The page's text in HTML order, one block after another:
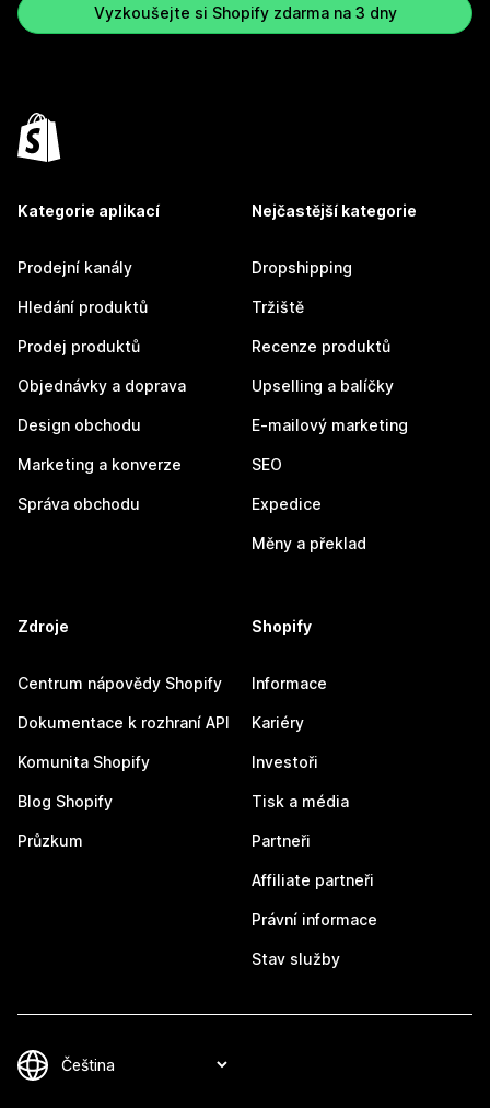
Vyzkoušejte si Shopify zdarma na 3 dny
Kategorie aplikací
Prodejní kanály
Hledání produktů
Prodej produktů
Objednávky a doprava
Design obchodu
Marketing a konverze
Správa obchodu
Nejčastější kategorie
Dropshipping
Tržiště
Recenze produktů
Upselling a balíčky
E-mailový marketing
SEO
Expedice
Měny a překlad
Zdroje
Centrum nápovědy Shopify
Dokumentace k rozhraní API
Komunita Shopify
Blog Shopify
Průzkum
Shopify
Informace
Kariéry
Investoři
Tisk a média
Partneři
Affiliate partneři
Právní informace
Stav služby